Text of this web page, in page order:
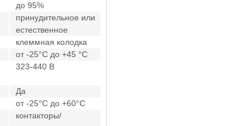
до 95%
принудительное или
естественное
клеммная колодка
от -25°C до +45 °C
323-440 В
Да
от -25°C до +60°C
контакторы/